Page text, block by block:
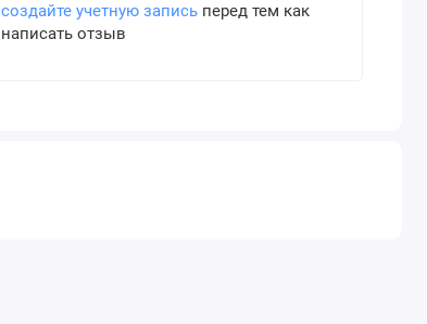
создайте учетную записьперед тем как
написать отзыв